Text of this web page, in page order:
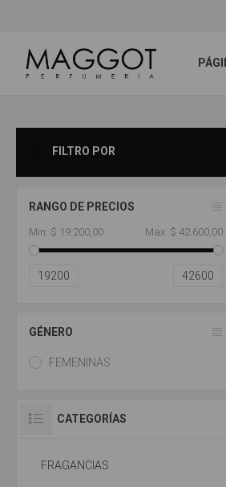
FILTRO POR
RANGO DE PRECIOS
Min: $ 19.200,00 Max: $ 42.600,00
19200 42600
GÉNERO
FEMENINAS
CATEGORÍAS
FRAGANCIAS